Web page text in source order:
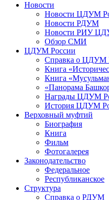
Новости
Новости ЦДУМ
Новости РДУМ
Новости РИУ
Обзор СМИ
ЦДУМ России
Справка о ЦДУМ
Книга
Книга
«Панорама
Награды ЦДУМ
История ЦДУМ
Верховный муфтий
Биография
Книга
Фильм
Фотогалерея
Законодательство
Федеральное
Республиканское
Структура
Справка о РДУМ